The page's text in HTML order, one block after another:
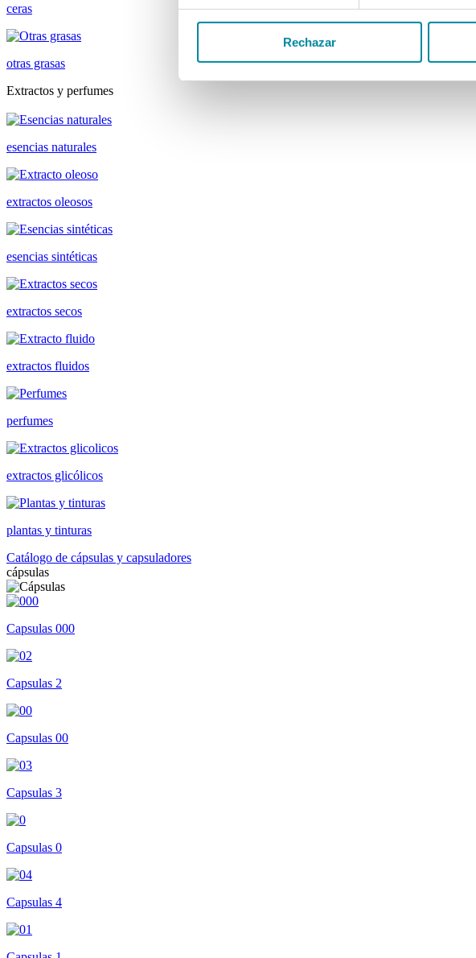
Rechazar
ceras
otras grasas
Extractos y perfumes
esencias naturales
extractos oleosos
esencias sintéticas
extractos secos
extractos fluidos
perfumes
extractos glicólicos
plantas y tinturas
Catálogo de cápsulas y capsuladores
cápsulas
Capsulas 000
Capsulas 2
Capsulas 00
Capsulas 3
Capsulas 0
Capsulas 4